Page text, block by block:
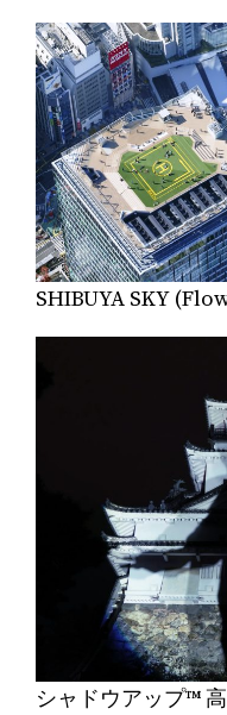
SHIBUYA SKY
シャドウアップ™︎